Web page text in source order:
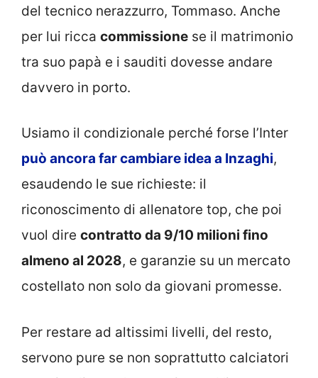
del tecnico nerazzurro, Tommaso. Anche
per lui ricca commissione se il matrimonio
tra suo papà e i sauditi dovesse andare
davvero in porto.
Usiamo il condizionale perché forse l’Inter
può ancora far cambiare idea a Inzaghi,
esaudendo le sue richieste: il
riconoscimento di allenatore top, che poi
vuol dire contratto da 9/10 milioni fino
almeno al 2028, e garanzie su un mercato
costellato non solo da giovani promesse.
Per restare ad altissimi livelli, del resto,
servono pure se non soprattutto calciatori